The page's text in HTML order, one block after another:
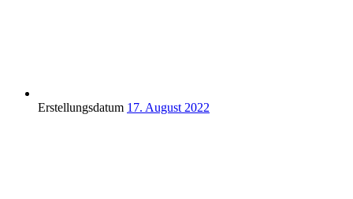
Erstellungsdatum 17. August 2022